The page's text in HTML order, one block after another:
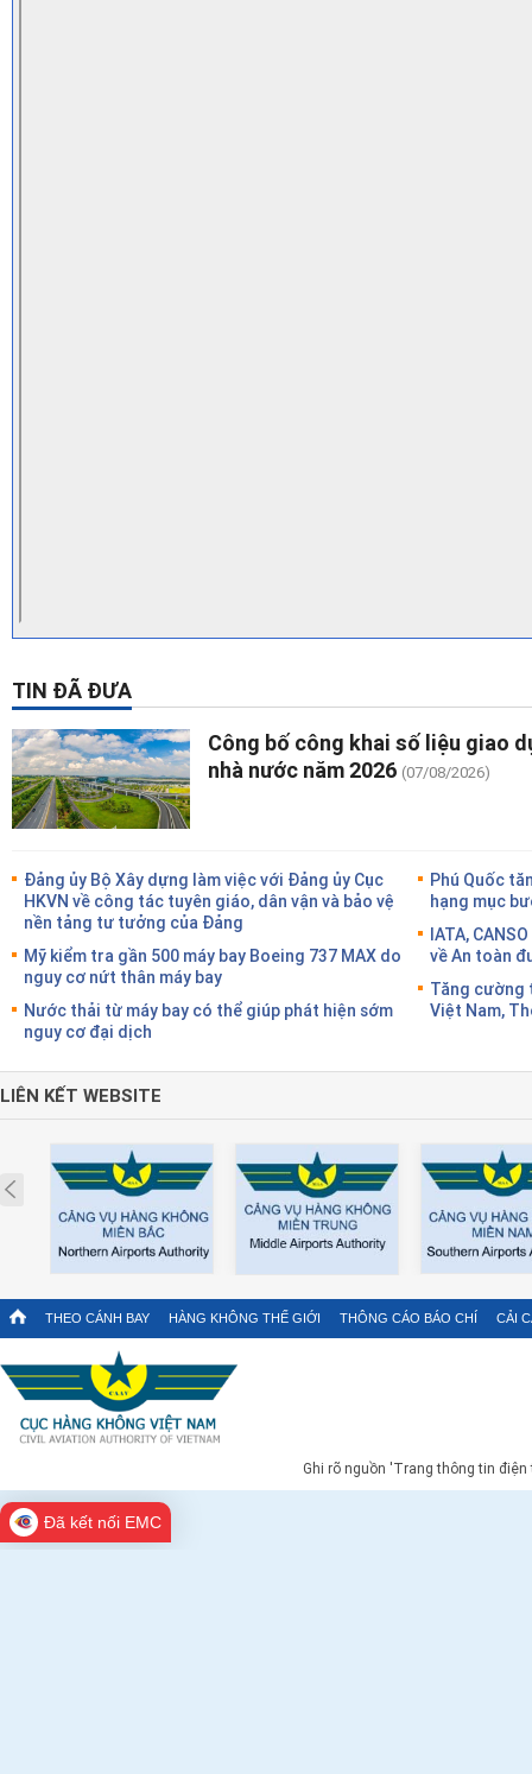
TIN ĐÃ ĐƯA
Công bố công khai số liệu giao
nhà nước năm 2026 (07/08/2026)
Đảng ủy Bộ Xây dựng làm việc với Đảng ủy Cục
HKVN về công tác tuyên giáo, dân vận và bảo vệ
nền tảng tư tưởng của Đảng
Mỹ kiểm tra gần 500 máy bay Boeing 737 MAX do
nguy cơ nứt thân máy bay
Nước thải từ máy bay có thể giúp phát hiện sớm
nguy cơ đại dịch
Phú Quốc
hạng mục
IATA,
về An toàn
Tăng cường
Việt Nam,
LIÊN KẾT WEBSITE
Prev
THEO CÁNH BAY HÀNG KHÔNG THẾ GIỚI THÔNG CÁO BÁO CHÍ CẢI
Ghi rõ nguồn 'Trang thông tin
Đã kết nối EMC